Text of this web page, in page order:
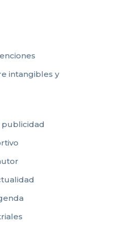
intangibles y
publicidad